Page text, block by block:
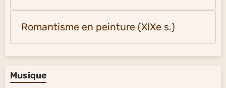
Romantisme en peinture (XIXe s.)
Musique